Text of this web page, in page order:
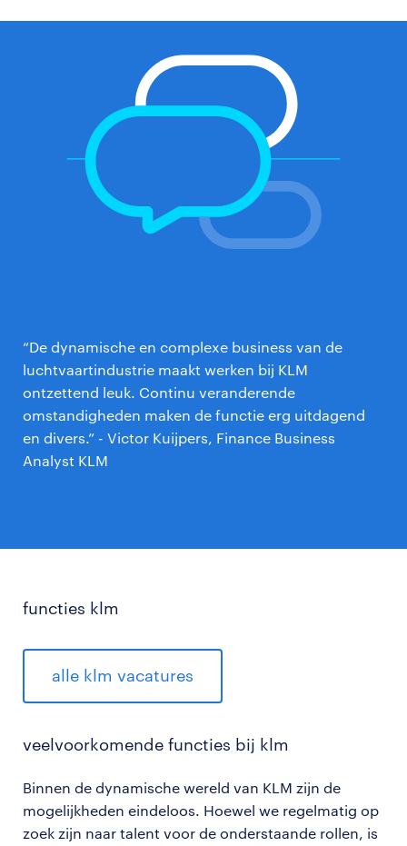
“De dynamische en complexe business van de
luchtvaartindustrie maakt werken bij KLM
ontzettend leuk. Continu veranderende
omstandigheden maken de functie erg uitdagend
en divers.” - Victor Kuijpers, Finance Business
Analyst KLM
functies klm
alle klm vacatures
veelvoorkomende functies bij klm
Binnen de dynamische wereld van KLM zijn de
mogelijkheden eindeloos. Hoewel we regelmatig op
zoek zijn naar talent voor de onderstaande rollen, is